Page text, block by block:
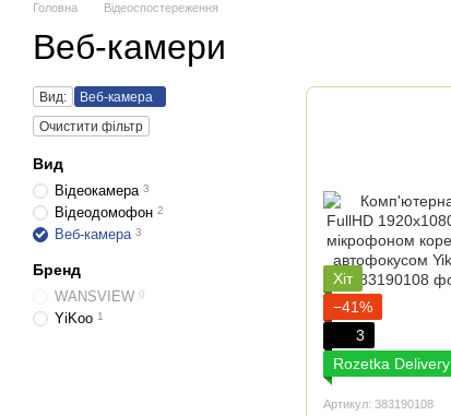
Головна Відеоспостереження
Веб-камери
Хіт
−41%
3
Rozetka Delivery
Артикул: 383190108
Вид:
Веб-камера
Очистити фільтр
Вид
Відеокамера 3
Відеодомофон 2
Веб-камера 3
Бренд
WANSVIEW 0
YiKoo 1